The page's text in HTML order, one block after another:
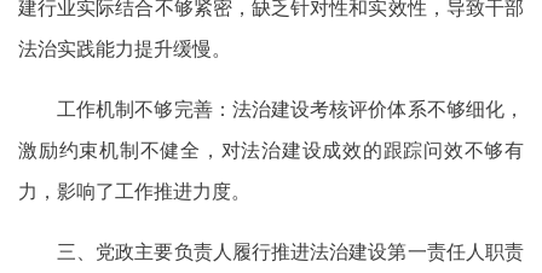
建行业实际结合不够紧密，缺乏针对性和实效性，导致干部
法治实践能力提升缓慢。
工作机制不够完善：法治建设考核评价体系不够细化，
激励约束机制不健全，对法治建设成效的跟踪问效不够有
力，影响了工作推进力度。
三、党政主要负责人履行推进法治建设第一责任人职责